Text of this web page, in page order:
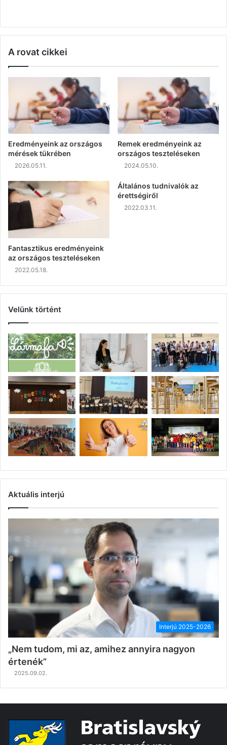
A rovat cikkei
Eredményeink az országos
mérések tükrében
2026.05.11.
Remek eredményeink az
országos teszteléseken
2024.05.10.
Fantasztikus eredményeink
az országos teszteléseken
2022.05.18.
Általános tudnivalók az
érettségiről
2022.03.11.
Velünk történt
Aktuális interjú
Interjú 2025-2026
„Nem tudom, mi az, amihez annyira nagyon
értenék”
2025.09.02.